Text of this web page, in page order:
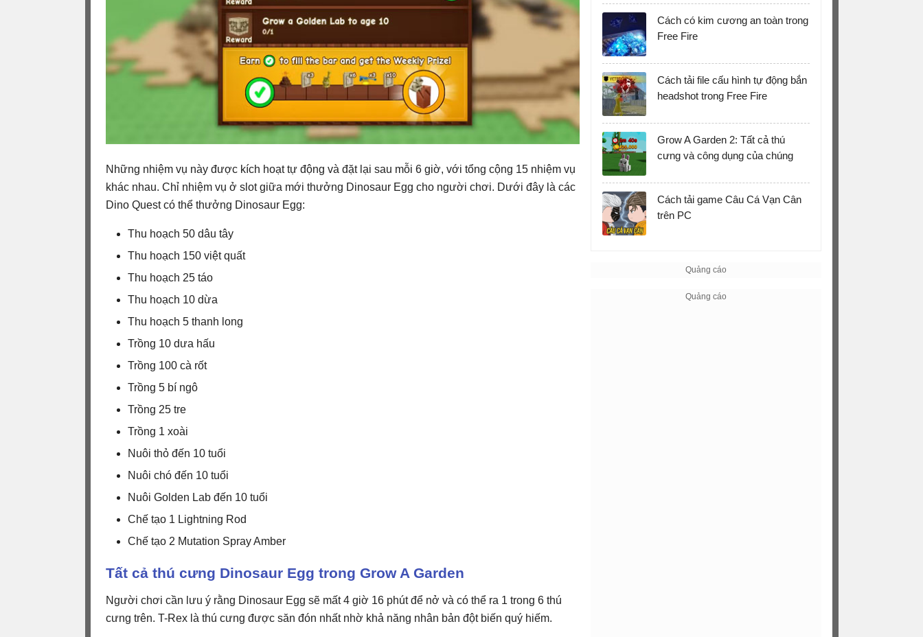
Những nhiệm vụ này được kích hoạt tự động và đặt lại sau mỗi 6 giờ, với tổng cộng 15 nhiệm vụ
khác nhau. Chỉ nhiệm vụ ở slot giữa mới thưởng Dinosaur Egg cho người chơi. Dưới đây là các
Dino Quest có thể thưởng Dinosaur Egg:
Thu hoạch 50 dâu tây
Thu hoạch 150 việt quất
Thu hoạch 25 táo
Thu hoạch 10 dừa
Thu hoạch 5 thanh long
Trồng 10 dưa hấu
Trồng 100 cà rốt
Trồng 5 bí ngô
Trồng 25 tre
Trồng 1 xoài
Nuôi thỏ đến 10 tuổi
Nuôi chó đến 10 tuổi
Nuôi Golden Lab đến 10 tuổi
Chế tạo 1 Lightning Rod
Chế tạo 2 Mutation Spray Amber
Tất cả thú cưng Dinosaur Egg trong Grow A Garden
Người chơi cần lưu ý rằng Dinosaur Egg sẽ mất 4 giờ 16 phút để nở và có thể ra 1 trong 6 thú
cưng trên. T-Rex là thú cưng được săn đón nhất nhờ khả năng nhân bản đột biến quý hiếm.
Cách có kim cương an toàn trong
Free Fire
Cách tải file cấu hình tự động bắn
headshot trong Free Fire
Grow A Garden 2: Tất cả thú
cưng và công dụng của chúng
Cách tải game Câu Cá Vạn Cân
trên PC